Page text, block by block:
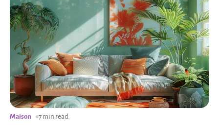
Maison 7 min read